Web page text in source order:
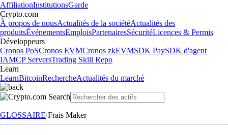
AffiliationInstitutionsGarde
Crypto.com
À propos de nousActualités de la sociétéActualités des
produitsÉvénementsEmploisPartenairesSécuritéLicences & Permis
Développeurs
Cronos PoSCronos EVMCronos zkEVMSDK PaySDK d'agent
IAMCP ServersTrading Skill Repo
Learn
LearnBitcoinRechercheActualités du marché
GLOSSAIRE Frais Maker